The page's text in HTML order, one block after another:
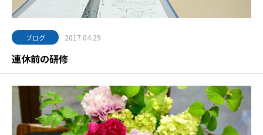
ブログ 2017.04.29
連休前の研修